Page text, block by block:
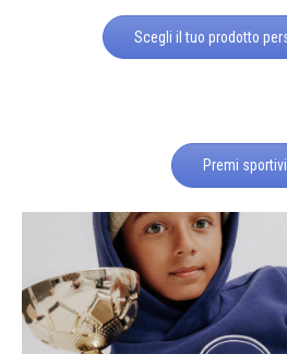
Scegli il tuo prodotto
Premi sportivi